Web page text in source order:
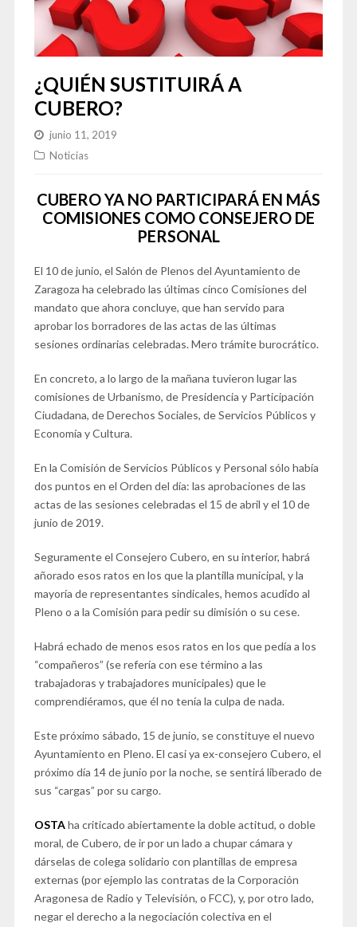
¿QUIÉN SUSTITUIRÁ A
CUBERO?
junio 11, 2019
Noticias
CUBERO YA NO PARTICIPARÁ EN MÁS
COMISIONES COMO CONSEJERO DE
PERSONAL
El 10 de junio, el Salón de Plenos del Ayuntamiento de
Zaragoza ha celebrado las últimas cinco Comisiones del
mandato que ahora concluye, que han servido para
aprobar los borradores de las actas de las últimas
sesiones ordinarias celebradas. Mero trámite burocrático.
En concreto, a lo largo de la mañana tuvieron lugar las
comisiones de Urbanismo, de Presidencia y Participación
Ciudadana, de Derechos Sociales, de Servicios Públicos y
Economía y Cultura.
En la Comisión de Servicios Públicos y Personal sólo había
dos puntos en el Orden del día: las aprobaciones de las
actas de las sesiones celebradas el 15 de abril y el 10 de
junio de 2019.
Seguramente el Consejero Cubero, en su interior, habrá
añorado esos ratos en los que la plantilla municipal, y la
mayoría de representantes sindicales, hemos acudido al
Pleno o a la Comisión para pedir su dimisión o su cese.
Habrá echado de menos esos ratos en los que pedía a los
“compañeros” (se refería con ese término a las
trabajadoras y trabajadores municipales) que le
comprendiéramos, que él no tenía la culpa de nada.
Este próximo sábado, 15 de junio, se constituye el nuevo
Ayuntamiento en Pleno. El casi ya ex-consejero Cubero, el
próximo día 14 de junio por la noche, se sentirá liberado de
sus “cargas” por su cargo.
OSTAha criticado abiertamente la doble actitud, o doble
moral, de Cubero, de ir por un lado a chupar cámara y
dárselas de colega solidario con plantillas de empresa
externas (por ejemplo las contratas de la Corporación
Aragonesa de Radio y Televisión, o FCC), y, por otro lado,
negar el derecho a la negociación colectiva en el